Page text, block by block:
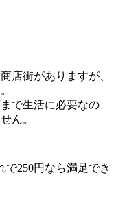
店街がありますが、
で生活に必要なの
ん。
で250円なら満足でき